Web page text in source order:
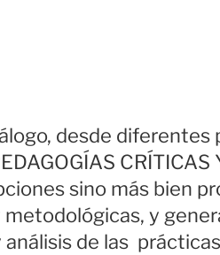
desde
CRÍTICAS
sino más bien
y
de las